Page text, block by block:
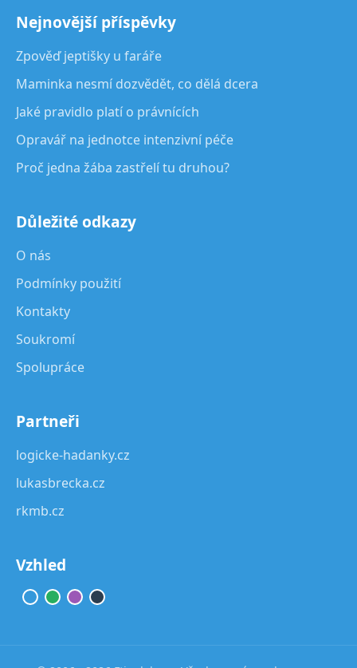
Nejnovější příspěvky
Zpověď jeptišky u faráře
Maminka nesmí dozvědět, co dělá dcera
Jaké pravidlo platí o právnících
Opravář na jednotce intenzivní péče
Proč jedna žába zastřelí tu druhou?
Důležité odkazy
O nás
Podmínky použití
Kontakty
Soukromí
Spolupráce
Partneři
logicke-hadanky.cz
lukasbrecka.cz
rkmb.cz
Vzhled